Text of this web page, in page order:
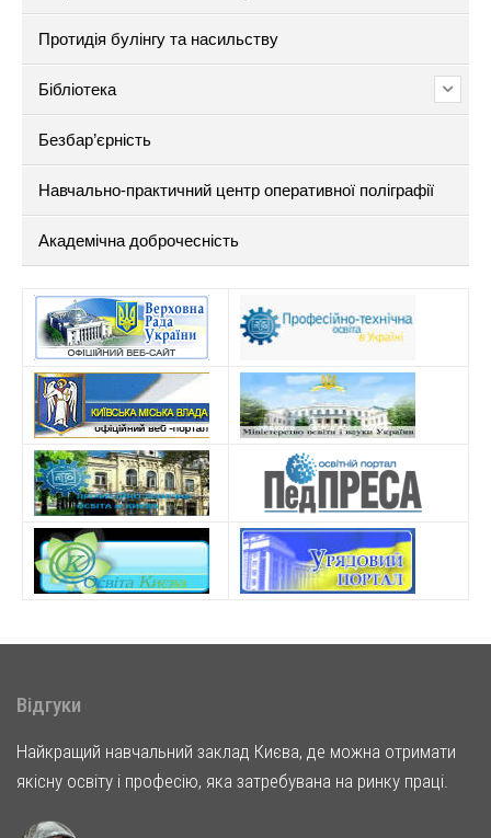
Протидія булінгу та насильству
Бібліотека
Безбар’єрність
Навчально-практичний центр оперативної поліграфії
Академічна доброчесність
Відгуки
Найкращий навчальний заклад Києва, де можна отримати
якісну освіту і професію, яка затребувана на ринку праці.